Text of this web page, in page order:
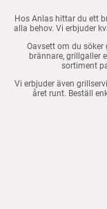
Hos Anlas hittar du ett
alla behov. Vi erbjuder
Oavsett om du söker
brännare, grillgaller
sortiment
Vi erbjuder även
året runt. Beställ